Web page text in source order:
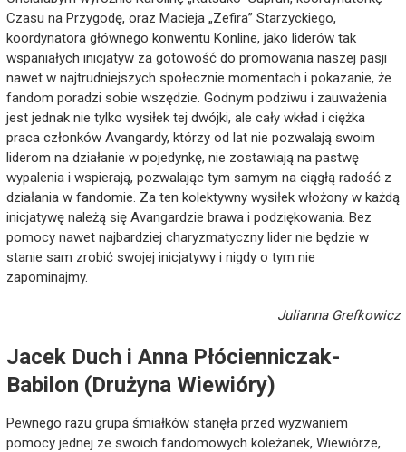
Czasu na Przygodę, oraz Macieja „Zefira” Starzyckiego,
koordynatora głównego konwentu Konline, jako liderów tak
wspaniałych inicjatyw za gotowość do promowania naszej pasji
nawet w najtrudniejszych społecznie momentach i pokazanie, że
fandom poradzi sobie wszędzie. Godnym podziwu i zauważenia
jest jednak nie tylko wysiłek tej dwójki, ale cały wkład i ciężka
praca członków Avangardy, którzy od lat nie pozwalają swoim
liderom na działanie w pojedynkę, nie zostawiają na pastwę
wypalenia i wspierają, pozwalając tym samym na ciągłą radość z
działania w fandomie. Za ten kolektywny wysiłek włożony w każdą
inicjatywę należą się Avangardzie brawa i podziękowania. Bez
pomocy nawet najbardziej charyzmatyczny lider nie będzie w
stanie sam zrobić swojej inicjatywy i nigdy o tym nie
zapominajmy.
Julianna Grefkowicz
Jacek Duch i Anna Płócienniczak-
Babilon (Drużyna Wiewióry)
Pewnego razu grupa śmiałków stanęła przed wyzwaniem
pomocy jednej ze swoich fandomowych koleżanek, Wiewiórze,